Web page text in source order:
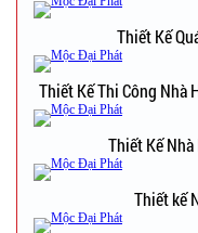
Thiết Kế
Thiết Kế Thi Công Nhà
Thiết Kế
Thiết kế